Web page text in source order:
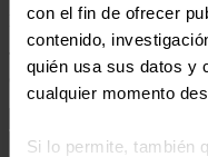
con el fin de ofrecer
contenido,
quién usa sus datos y
cualquier momento
Si lo permite, también
Deja tu comentario
Tu dirección de correo
campos son obligatorios